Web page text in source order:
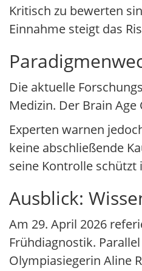
Kritisch zu bewerten
Einnahme steigt das
Die aktuelle
Medizin. Der Brain
Experten warnen
keine abschließende
seine Kontrolle
Ausblick:
Am 29. April 2026
Frühdiagnostik.
Olympiasiegerin Aline